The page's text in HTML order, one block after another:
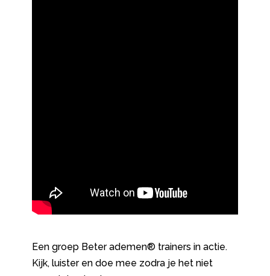
Een groep Beter ademen® trainers in actie.
Kijk, luister en doe mee zodra je het niet